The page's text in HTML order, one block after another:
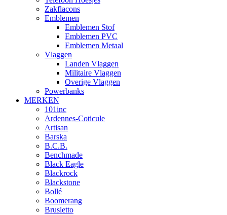
Zakflacons
Emblemen
Emblemen Stof
Emblemen PVC
Emblemen Metaal
Vlaggen
Landen Vlaggen
Militaire Vlaggen
Overige Vlaggen
Powerbanks
MERKEN
101inc
Ardennes-Coticule
Artisan
Barska
B.C.B.
Benchmade
Black Eagle
Blackrock
Blackstone
Bollé
Boomerang
Brusletto